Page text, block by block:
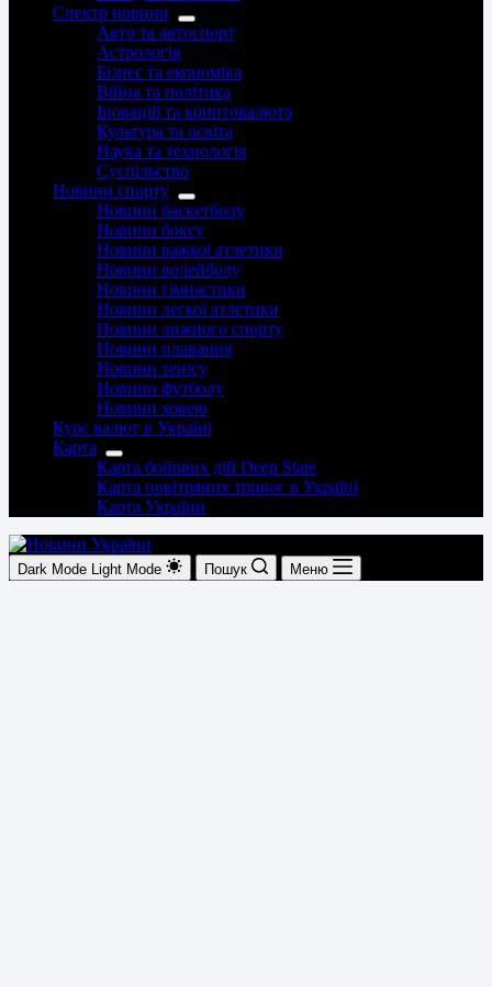
Спектр новини
Авто та автоспорт
Астрологія
Бізнес та економіка
Війна та політика
Іноваціії та криптовалюта
Культура та освіта
Наука та технологія
Суспільство
Новини спорту
Новини баскетболу
Новини боксу
Новини важкої атлетики
Новини волейболу
Новини гімнастики
Новини легкої атлетики
Новини лижного спорту
Новини плавання
Новини тенісу
Новини футболу
Новини хокею
Курс валют в Україні
Карта
Карта бойових дій Deep State
Карта повітряних тривог в Україні
Карта України
Dark Mode Light Mode Пошук Меню